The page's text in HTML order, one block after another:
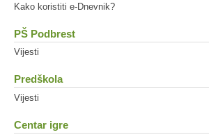
Kako koristiti e-Dnevnik?
PŠ Podbrest
Vijesti
Predškola
Vijesti
Centar igre